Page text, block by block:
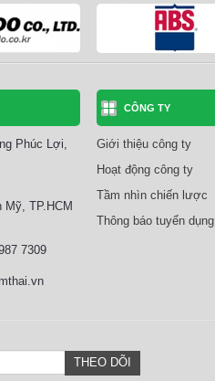
Phúc Lợi,
TP.HCM
7309
CÔNG TY
Giới thiệu công ty
Hoạt động công ty
Tầm nhìn chiến lược
Thông báo tuyển dụng